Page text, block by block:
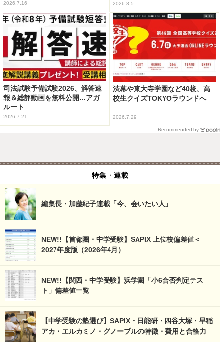
2026.7.16 2026.8.5
司法試験予備試験2026、解答速
報＆総評動画を無料公開…アガ
ルート
2026.7.21
渋幕や東大寺学園など40校、高
校生クイズTOKYOラウンドへ
2026.7.29
Recommended by
特集・連載
編集長・加藤紀子連載「今、会いたい人」
NEW!!【首都圏・中学受験】SAPIX 上位校偏差値＜
2027年度版（2026年4月）
NEW!!【関西・中学受験】浜学園「小6合否判定テス
ト」偏差値一覧
【中学受験の塾選び】SAPIX・日能研・四谷大塚・早稲
アカ・エルカミノ・グノーブルの特徴・費用と合格力